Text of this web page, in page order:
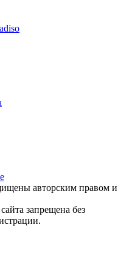
авторским правом и
запрещена без